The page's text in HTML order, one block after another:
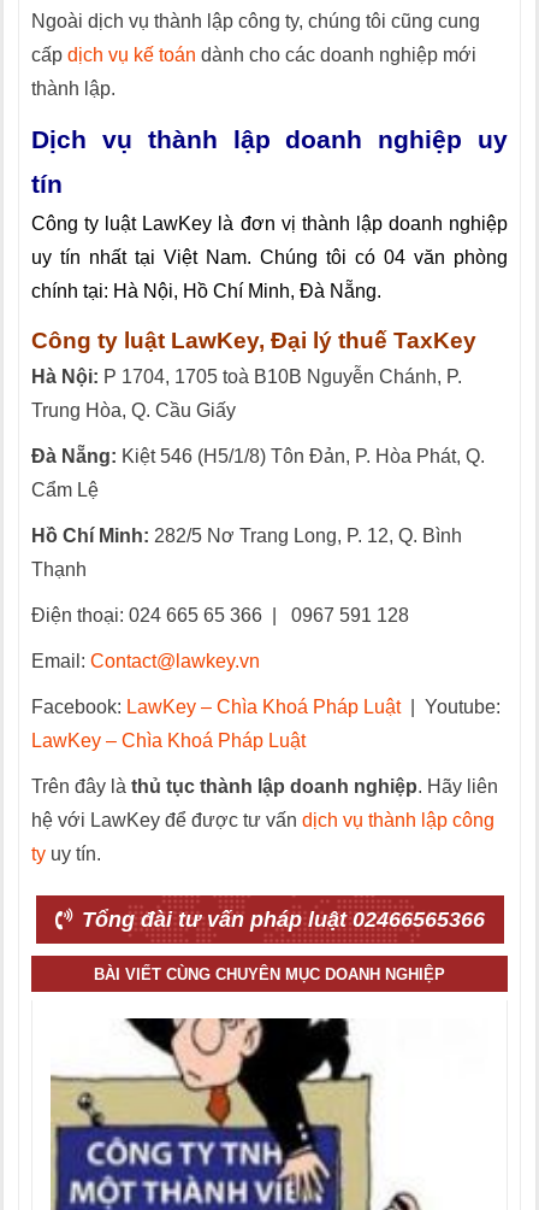
Ngoài dịch vụ thành lập công ty, chúng tôi cũng cung
cấp dịch vụ kế toán dành cho các doanh nghiệp mới
thành lập.
Dịch vụ thành lập doanh nghiệp uy
tín
Công ty luật LawKey là đơn vị thành lập doanh nghiệp
uy tín nhất tại Việt Nam. Chúng tôi có 04 văn phòng
chính tại: Hà Nội, Hồ Chí Minh, Đà Nẵng.
Công ty luật LawKey, Đại lý thuế TaxKey
Hà Nội: P 1704, 1705 toà B10B Nguyễn Chánh, P.
Trung Hòa, Q. Cầu Giấy
Đà Nẵng: Kiệt 546 (H5/1/8) Tôn Đản, P. Hòa Phát, Q.
Cẩm Lệ
Hồ Chí Minh: 282/5 Nơ Trang Long, P. 12, Q. Bình
Thạnh
Điện thoại: 024 665 65 366 0967 591 128
Email: Contact@lawkey.vn
Facebook: LawKey – Chìa Khoá Pháp Luật
Youtube:
LawKey – Chìa Khoá Pháp Luật
Trên đây là thủ tục thành lập doanh nghiệp. Hãy liên
hệ với LawKey để được tư vấn dịch vụ thành lập công
ty uy tín.
Tổng đài tư vấn pháp luật 02466565366
BÀI VIẾT CÙNG CHUYÊN MỤC DOANH NGHIỆP